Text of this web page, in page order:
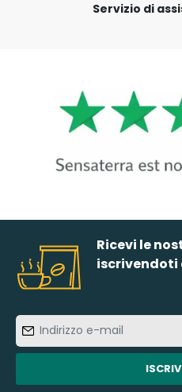
Servizio di
Ricevi le
iscrivendoti